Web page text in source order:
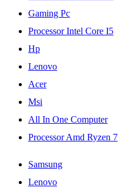
Gaming Pc
Processor Intel Core I5
Hp
Lenovo
Acer
Msi
All In One Computer
Processor Amd Ryzen 7
Samsung
Lenovo